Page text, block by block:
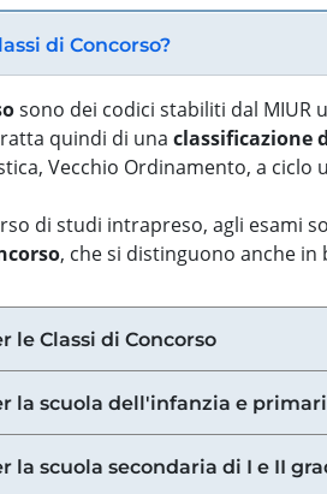
di Concorso?
sono dei codici stabiliti dal MIUR
quindi di una classificazione
Vecchio Ordinamento, a
di studi intrapreso, agli esami
, che si distinguono anche
le Classi di Concorso
la scuola dell'infanzia e
la scuola secondaria di I e II